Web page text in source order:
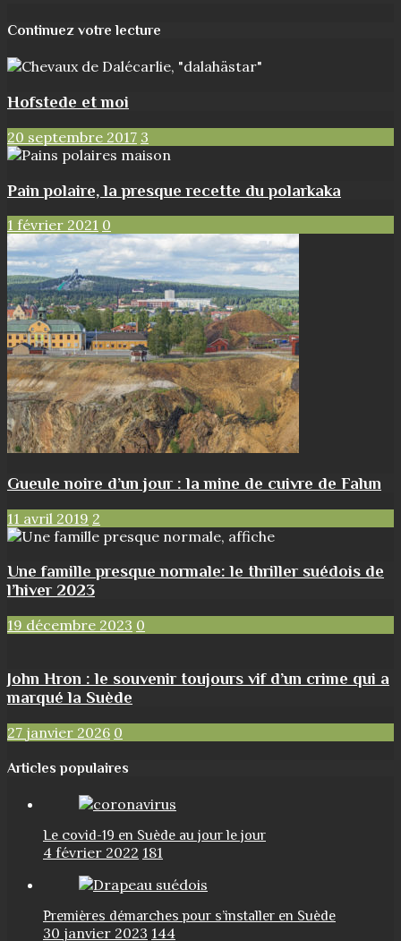
Continuez votre lecture
Hofstede et moi
20 septembre 2017 3
Pain polaire, la presque recette du polarkaka
1 février 2021 0
Gueule noire d’un jour : la mine de cuivre de Falun
11 avril 2019 2
Une famille presque normale: le thriller suédois de
l’hiver 2023
19 décembre 2023 0
John Hron : le souvenir toujours vif d’un crime qui a
marqué la Suède
27 janvier 2026 0
Articles populaires
Le covid-19 en Suède au jour le jour
4 février 2022 181
Premières démarches pour s’installer en Suède
30 janvier 2023 144